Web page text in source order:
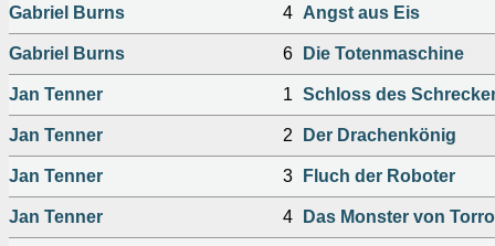
Gabriel Burns
4 Angst aus Eis
Gabriel Burns 6 Die Totenmaschine
Jan Tenner 1 Schloss des
Jan Tenner 2 Der Drachenkönig
Jan Tenner 3 Fluch der Roboter
Jan Tenner 4 Das Monster von